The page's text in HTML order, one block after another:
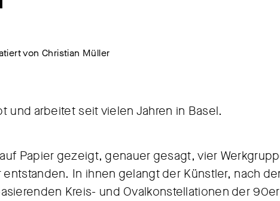
von Christian Müller
und arbeitet seit vielen Jahren in Basel.
Papier gezeigt, genauer gesagt, vier
In ihnen gelangt der Künstler, nach
Kreis- und Ovalkonstellationen der